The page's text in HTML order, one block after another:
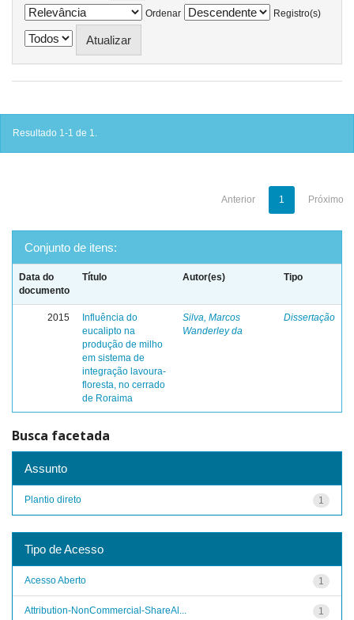
Ordenar
Registro(s)
Resultado 1-1 de 1.
Anterior 1 Próximo
Conjunto de itens:
Data do
documento
Título Autor(es) Tipo
2015
Influência do
eucalipto na
produção de milho
em sistema de
integração lavoura-
floresta, no cerrado
de Roraima
Silva, Marcos
Wanderley da
Dissertação
Busca facetada
Assunto
1
Plantio direto
Tipo de Acesso
1
Acesso Aberto
1
Attribution-NonCommercial-ShareAl...